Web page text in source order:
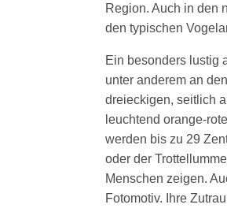
Region. Auch in den
den typischen
Ein besonders lustig
unter anderem an
dreieckigen, seitlich
leuchtend orange-
werden bis zu 29
oder der
Menschen zeigen.
Fotomotiv. Ihre